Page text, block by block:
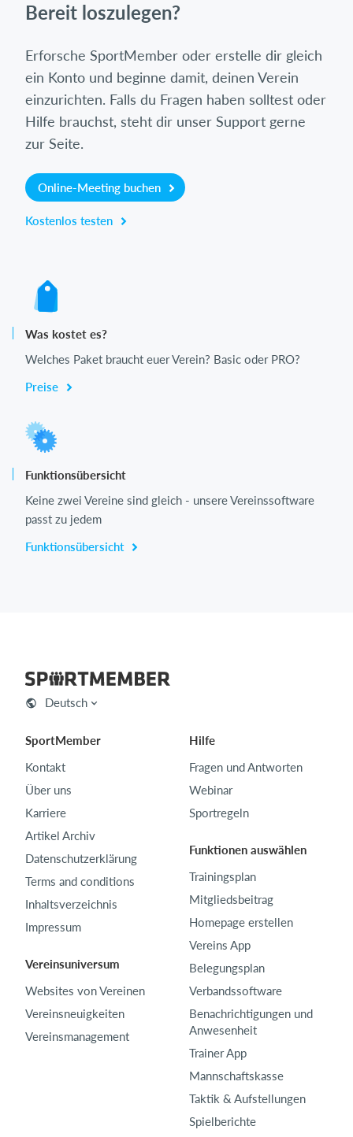
Bereit loszulegen?
Erforsche SportMember oder erstelle dir gleich
ein Konto und beginne damit, deinen Verein
einzurichten. Falls du Fragen haben solltest oder
Hilfe brauchst, steht dir unser Support gerne
zur Seite.
Online-Meeting buchen
Kostenlos testen
Was kostet es?
Welches Paket braucht euer Verein? Basic oder PRO?
Preise
Funktionsübersicht
Keine zwei Vereine sind gleich - unsere Vereinssoftware
passt zu jedem
Funktionsübersicht
Deutsch
SportMember
Kontakt
Über uns
Karriere
Artikel Archiv
Datenschutzerklärung
Terms and conditions
Inhaltsverzeichnis
Impressum
Vereinsuniversum
Websites von Vereinen
Vereinsneuigkeiten
Vereinsmanagement
Hilfe
Fragen und Antworten
Webinar
Sportregeln
Funktionen auswählen
Trainingsplan
Mitgliedsbeitrag
Homepage erstellen
Vereins App
Belegungsplan
Verbandssoftware
Benachrichtigungen und
Anwesenheit
Trainer App
Mannschaftskasse
Taktik & Aufstellungen
Spielberichte